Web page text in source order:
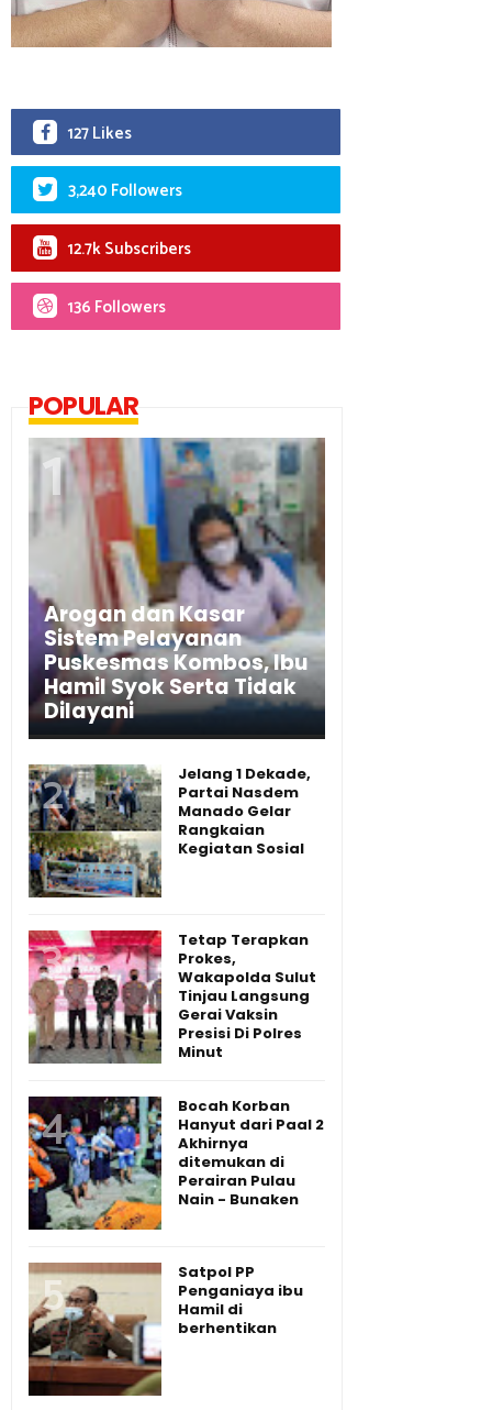
127 Likes
3,240 Followers
12.7k Subscribers
136 Followers
POPULAR
Arogan dan Kasar
Sistem Pelayanan
Puskesmas Kombos, Ibu
Hamil Syok Serta Tidak
Dilayani
Jelang 1 Dekade,
Partai Nasdem
Manado Gelar
Rangkaian
Kegiatan Sosial
Tetap Terapkan
Prokes,
Wakapolda Sulut
Tinjau Langsung
Gerai Vaksin
Presisi Di Polres
Minut
Bocah Korban
Hanyut dari Paal 2
Akhirnya
ditemukan di
Perairan Pulau
Nain - Bunaken
Satpol PP
Penganiaya ibu
Hamil di
berhentikan